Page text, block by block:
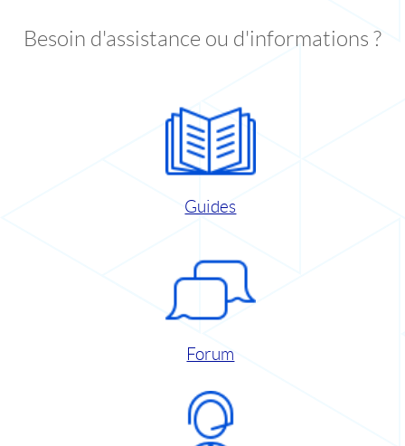
Besoin d'assistance ou d'informations ?
Guides
Forum